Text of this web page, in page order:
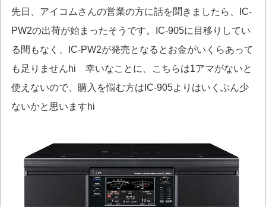
先日、アイコムさんの営業の方に話を聞きましたら、IC-
PW2の出荷が始まったそうです。IC-905に目移りしてい
る間もなく、IC-PW2が発売となるとお金がいくらあって
も足りませんhi 幸いなことに、こちらは1アマがないと
使えないので、購入を悩む方はIC-905よりはいくぶん少
ないかと思いますhi